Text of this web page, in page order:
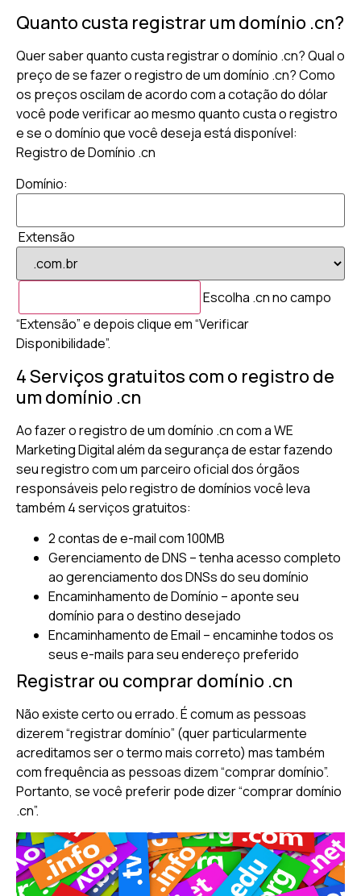
Quanto custa registrar um domínio .cn?
Quer saber quanto custa registrar o domínio .cn? Qual o
preço de se fazer o registro de um domínio .cn? Como
os preços oscilam de acordo com a cotação do dólar
você pode verificar ao mesmo quanto custa o registro
e se o domínio que você deseja está disponível:
Registro de Domínio .cn
Domínio:
Extensão
Escolha .cn no campo
“Extensão” e depois clique em “Verificar
Disponibilidade”.
4 Serviços gratuitos com o registro de
um domínio .cn
Ao fazer o registro de um domínio .cn com a WE
Marketing Digital além da segurança de estar fazendo
seu registro com um parceiro oficial dos órgãos
responsáveis pelo registro de domínios você leva
também 4 serviços gratuitos:
2 contas de e-mail com 100MB
Gerenciamento de DNS – tenha acesso completo
ao gerenciamento dos DNSs do seu domínio
Encaminhamento de Domínio – aponte seu
domínio para o destino desejado
Encaminhamento de Email – encaminhe todos os
seus e-mails para seu endereço preferido
Registrar ou comprar domínio .cn
Não existe certo ou errado. É comum as pessoas
dizerem “registrar domínio” (quer particularmente
acreditamos ser o termo mais correto) mas também
com frequência as pessoas dizem “comprar domínio”.
Portanto, se você preferir pode dizer “comprar domínio
.cn”.